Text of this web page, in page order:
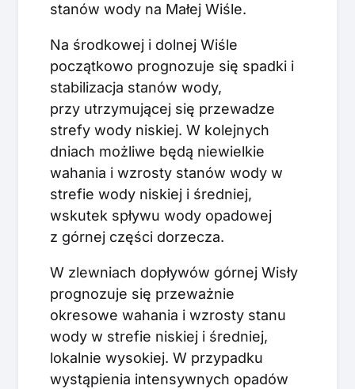
stanów wody na Małej Wiśle.
Na środkowej i dolnej Wiśle
początkowo prognozuje się spadki i
stabilizacja stanów wody,
przy utrzymującej się przewadze
strefy wody niskiej. W kolejnych
dniach możliwe będą niewielkie
wahania i wzrosty stanów wody w
strefie wody niskiej i średniej,
wskutek spływu wody opadowej
z górnej części dorzecza.
W zlewniach dopływów górnej Wisły
prognozuje się przeważnie
okresowe wahania i wzrosty stanu
wody w strefie niskiej i średniej,
lokalnie wysokiej. W przypadku
wystąpienia intensywnych opadów